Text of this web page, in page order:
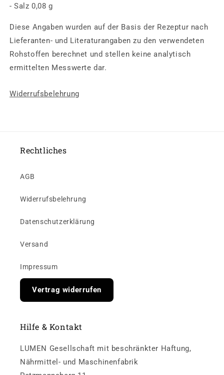
- Salz 0,08 g
Diese Angaben wurden auf der Basis der Rezeptur nach
Lieferanten- und Literaturangaben zu den verwendeten
Rohstoffen berechnet und stellen keine analytisch
ermittelten Messwerte dar.
Widerrufsbelehrung
Rechtliches
AGB
Widerrufsbelehrung
Datenschutzerklärung
Versand
Impressum
Vertrag widerrufen
Hilfe & Kontakt
LUMEN Gesellschaft mit beschränkter Haftung,
Nährmittel- und Maschinenfabrik